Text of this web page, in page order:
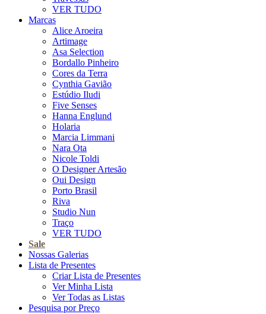
VER TUDO
Marcas
Alice Aroeira
Artimage
Asa Selection
Bordallo Pinheiro
Cores da Terra
Cynthia Gavião
Estúdio Iludi
Five Senses
Hanna Englund
Holaria
Marcia Limmani
Nara Ota
Nicole Toldi
O Designer Artesão
Oui Design
Porto Brasil
Riva
Studio Nun
Traço
VER TUDO
Sale
Nossas Galerias
Lista de Presentes
Criar Lista de Presentes
Ver Minha Lista
Ver Todas as Listas
Pesquisa por Preço